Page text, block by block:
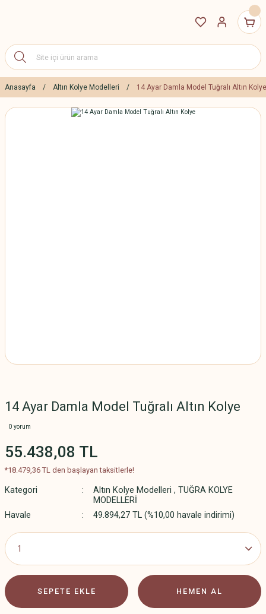
Anasayfa Altın Kolye Modelleri 14 Ayar Damla Model Tuğralı Altın Kolye
14 Ayar Damla Model Tuğralı Altın Kolye
0 yorum
55.438,08 TL
*18.479,36 TL den başlayan taksitlerle!
Kategori Altın Kolye Modelleri , TUĞRA KOLYE
MODELLERİ
Havale
49.894,27 TL (%10,00 havale indirimi)
SEPETE EKLE HEMEN AL